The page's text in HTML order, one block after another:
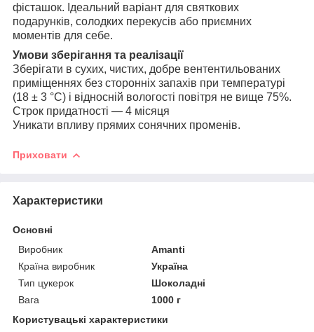
фісташок. Ідеальний варіант для святкових
подарунків, солодких перекусів або приємних
моментів для себе.
Умови зберігання та реалізації
Зберігати в сухих, чистих, добре вентентильованих
приміщеннях без сторонніх запахів при температурі
(18 ± 3 °С) і відносній вологості повітря не вище 75%.
Строк придатності — 4 місяця
Уникати впливу прямих сонячних променів.
Приховати
Характеристики
Основні
Виробник
Amanti
Країна виробник
Україна
Тип цукерок
Шоколадні
Вага
1000 г
Користувацькі характеристики